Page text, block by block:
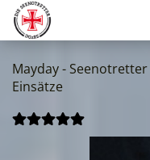
Mayday -
Einsätze